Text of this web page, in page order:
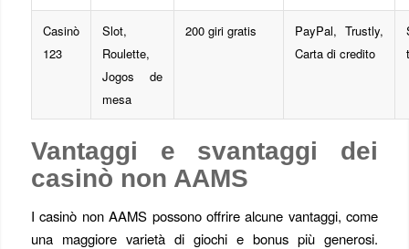
Casinò
123
Slot,
Roulette,
Jogos de
mesa
200 giri gratis
PayPal, Trustly,
Carta di credito
Vantaggi e svantaggi dei
casinò non AAMS
I casinò non AAMS possono offrire alcune vantaggi, come
una maggiore varietà di giochi e bonus più generosi.